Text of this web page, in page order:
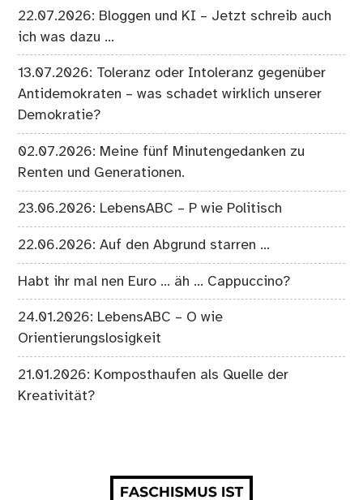
22.07.2026: Bloggen und KI – Jetzt schreib auch
ich was dazu …
13.07.2026: Toleranz oder Intoleranz gegenüber
Antidemokraten – was schadet wirklich unserer
Demokratie?
02.07.2026: Meine fünf Minutengedanken zu
Renten und Generationen.
23.06.2026: LebensABC – P wie Politisch
22.06.2026: Auf den Abgrund starren …
Habt ihr mal nen Euro … äh … Cappuccino?
24.01.2026: LebensABC – O wie
Orientierungslosigkeit
21.01.2026: Komposthaufen als Quelle der
Kreativität?